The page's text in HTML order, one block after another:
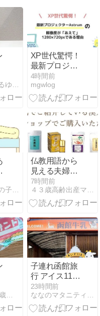
メイママのゆるゆる美活＊2人目妊活ブログ
XP世代驚愕！
最新プロジェ
クターAstrum
の解像度が
「あえて」
セルである理
由
4時間前
mgwlog
妊娠中でも女の子だもんね！
仏教用語から
見える夫婦関
係 「因縁」
7時間前
４３歳高齢出産ママは漢方アドバイザー
高齢出産〜41歳で妊娠〜その後。
子連れ函館旅
行 アイス118
函館牛乳大満
足スポット
23時間前
ななのマタニティライフ〜コロナ自粛中〜